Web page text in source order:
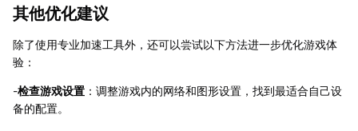
其他优化建议
除了使用专业加速工具外，还可以尝试以下方法进一步优化游戏体
验：
-检查游戏设置 ：调整游戏内的网络和图形设置，找到最适合自己设
备的配置。